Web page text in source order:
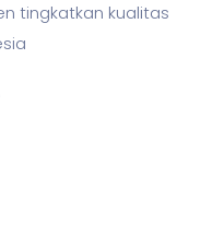
tingkatkan kualitas